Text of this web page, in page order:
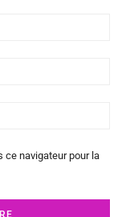
ce navigateur pour la